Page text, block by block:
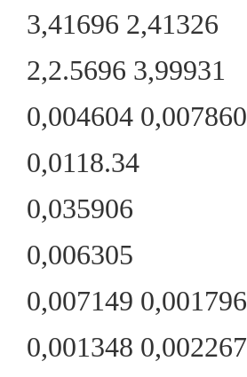
3,41696 2,41326
2,2.5696 3,99931
0,004604 0,007860
0,0118.34
0,035906
0,006305
0,007149 0,001796
0,001348 0,002267